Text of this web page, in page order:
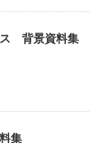
ス 背景資料集
集